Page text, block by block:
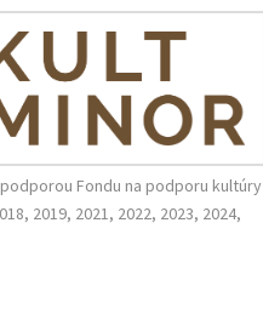
Fondu na podporu kultúry
2019, 2021, 2022, 2023, 2024,